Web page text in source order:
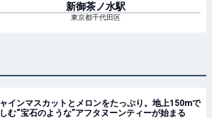
新御茶ノ水駅
東京都千代田区
インマスカットとメロンをたっぷり。地上150mで
む“宝石のような”アフタヌーンティーが始まる